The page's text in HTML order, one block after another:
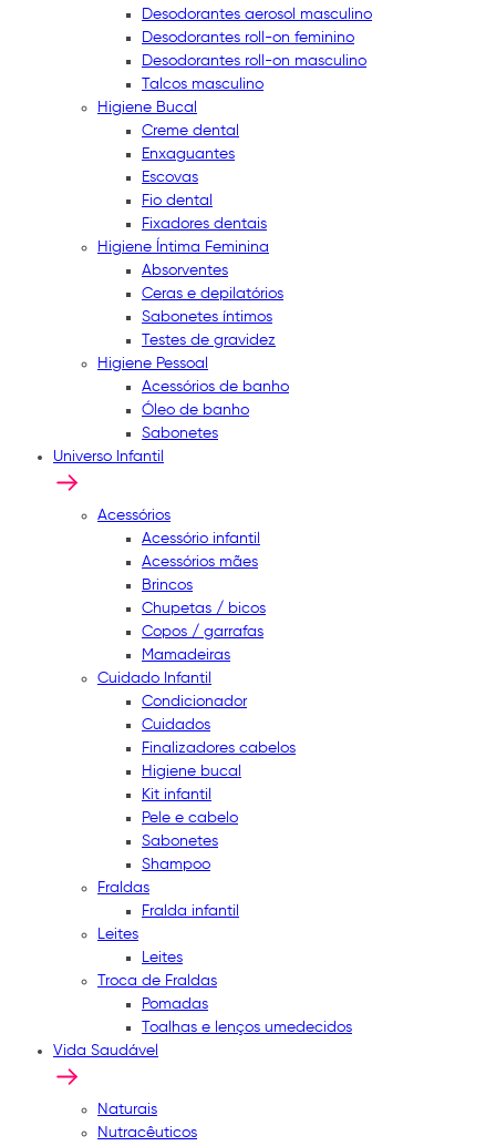
Desodorantes aerosol masculino
Desodorantes roll-on feminino
Desodorantes roll-on masculino
Talcos masculino
Higiene Bucal
Creme dental
Enxaguantes
Escovas
Fio dental
Fixadores dentais
Higiene Íntima Feminina
Absorventes
Ceras e depilatórios
Sabonetes íntimos
Testes de gravidez
Higiene Pessoal
Acessórios de banho
Óleo de banho
Sabonetes
Universo Infantil
Acessórios
Acessório infantil
Acessórios mães
Brincos
Chupetas / bicos
Copos / garrafas
Mamadeiras
Cuidado Infantil
Condicionador
Cuidados
Finalizadores cabelos
Higiene bucal
Kit infantil
Pele e cabelo
Sabonetes
Shampoo
Fraldas
Fralda infantil
Leites
Leites
Troca de Fraldas
Pomadas
Toalhas e lenços umedecidos
Vida Saudável
Naturais
Nutracêuticos